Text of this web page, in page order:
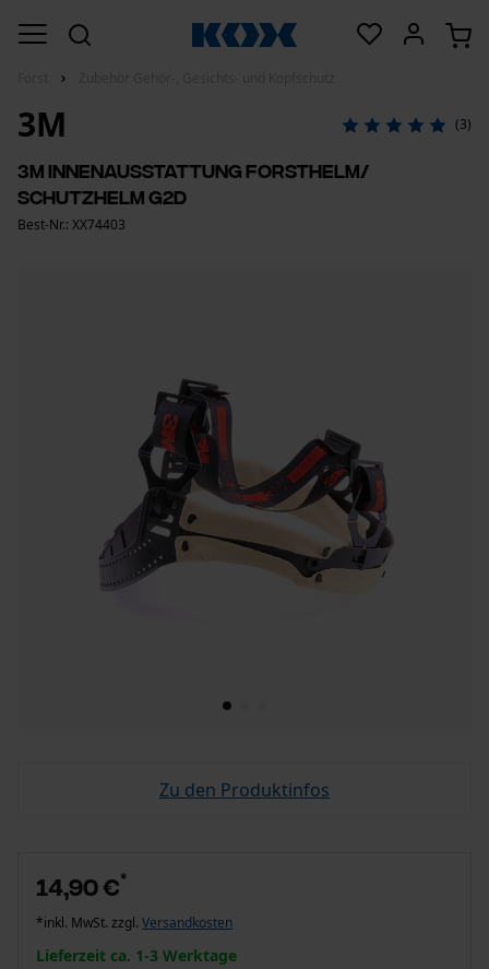
3M (3)
3M Innenausstattung Forsthelm/
Schutzhelm G2D
Best-Nr.: XX74403
Zu den Produktinfos
14,90 €*
*inkl. MwSt. zzgl. Versandkosten
Lieferzeit ca. 1-3 Werktage